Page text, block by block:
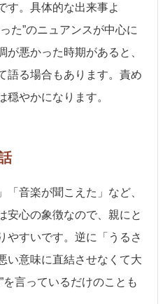
す。具体的な出来事よ
た”のニュアンスが中心に
が悪かった時期があると、
語る場合もあります。責め
穏やかになります。
「音楽が聞こえた」など、
安心の象徴なので、親にと
やすいです。逆に「うるさ
い意味に直結させなくて大
を言っているだけのことも